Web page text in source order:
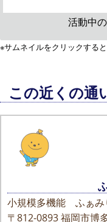
活動中
※サムネイルをクリックする
この近くの通
小規模多機能 ふぁみ
〒812-0893福岡市博